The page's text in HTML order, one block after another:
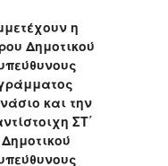
η
Δημοτικού
και την
ΣΤ΄